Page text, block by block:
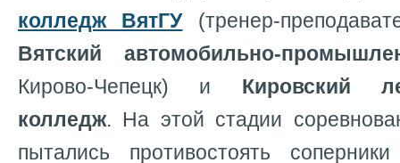
колледж ВятГУ(тренер-
Вятский автомобильно-
Кирово-Чепецк) и Кировский
колледж. На этой стадии
пытались противостоять